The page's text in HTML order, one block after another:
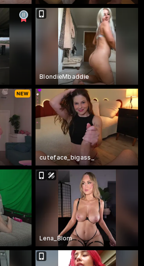
BlondieMbaddie
cuteface_bigass_
Lena_Blom